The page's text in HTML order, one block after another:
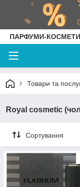
ПАРФУМИ-
Товари та
Royal cosmetic
Сортування